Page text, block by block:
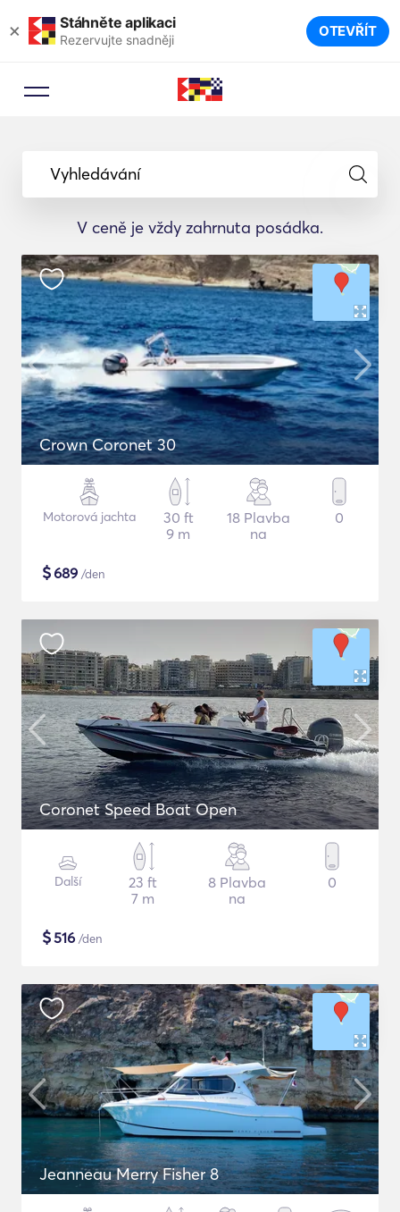
× Stáhněte aplikaci
Rezervujte snadněji OTEVŘÍT
Vyhledávání
V ceně je vždy zahrnuta posádka.
Crown Coronet 30
Motorová jachta
30 ft
9 m
18 Plavba
na
0
$689 /den
Coronet Speed Boat Open
Další
23 ft
7 m
8 Plavba
na
0
$516 /den
Jeanneau Merry Fisher 8